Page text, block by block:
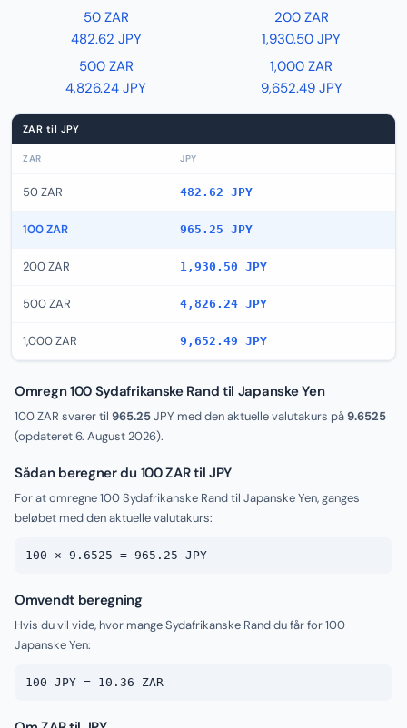
50 ZAR
482.62 JPY
200 ZAR
1,930.50 JPY
500 ZAR
4,826.24 JPY
1,000 ZAR
9,652.49 JPY
ZAR til JPY
ZAR JPY
50 ZAR 482.62 JPY
100 ZAR 965.25 JPY
200 ZAR 1,930.50 JPY
500 ZAR 4,826.24 JPY
1,000 ZAR 9,652.49 JPY
Omregn 100 Sydafrikanske Rand til Japanske Yen
100 ZAR svarer til 965.25JPY med den aktuelle valutakurs på9.6525
(opdateret6. August 2026).
Sådan beregner du 100 ZAR til JPY
For at omregne 100 Sydafrikanske Rand til Japanske Yen, ganges
beløbet med den aktuelle valutakurs:
100 × 9.6525 = 965.25 JPY
Omvendt beregning
Hvis du vil vide, hvor mange Sydafrikanske Rand du får for 100
Japanske Yen:
100 JPY = 10.36 ZAR